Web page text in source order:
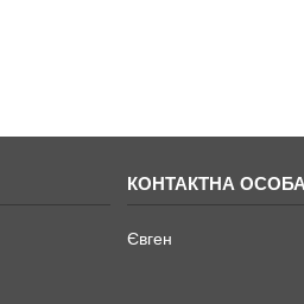
Євген